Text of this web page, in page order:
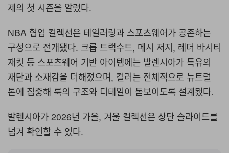
제의 첫 시즌을 알렸다.
NBA 협업 컬렉션은 테일러링과 스포츠웨어가 공존하는
구성으로 전개됐다. 크롭 트랙수트, 메시 저지, 레더 바시티
재킷 등 스포츠웨어 기반 아이템에는 발렌시아가 특유의
재단과 소재감을 더해졌으며, 컬러는 전체적으로 뉴트럴
톤에 집중해 룩의 구조와 디테일이 돋보이도록 설계됐다.
발렌시아가 2026년 가을, 겨울 컬렉션은 상단 슬라이드를
넘겨 확인할 수 있다.